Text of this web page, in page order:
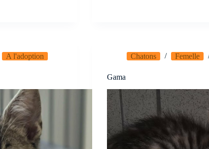
A l'adoption Chatons Femelle
Gama